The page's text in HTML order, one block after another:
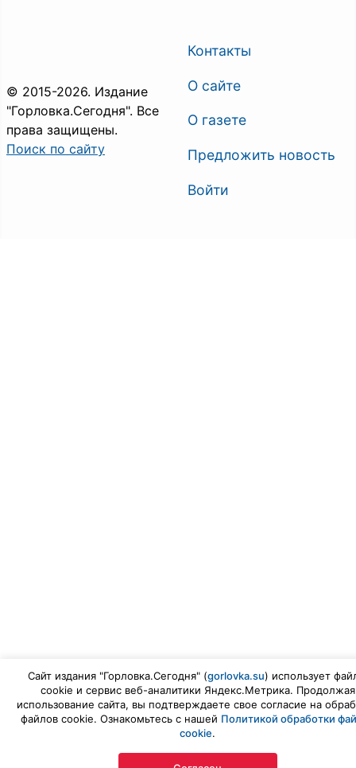
© 2015-2026. Издание
"Горловка.Сегодня". Все
права защищены.
Поиск по сайту
Контакты
О сайте
О газете
Предложить новость
Войти
Сайт издания "Горловка.Сегодня" (gorlovka.su) использует
cookie и сервис веб-аналитики Яндекс.Метрика. Продолжая
использование сайта, вы подтверждаете свое согласие на
файлов cookie. Ознакомьтесь с нашей Политикой обработки
cookie.